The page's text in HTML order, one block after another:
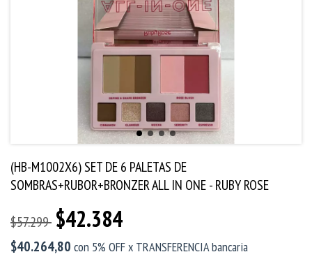
(HB-M1002X6) SET DE 6 PALETAS DE
SOMBRAS+RUBOR+BRONZER ALL IN ONE - RUBY ROSE
$57.299 $42.384
$40.264,80 con 5% OFF x TRANSFERENCIA bancaria